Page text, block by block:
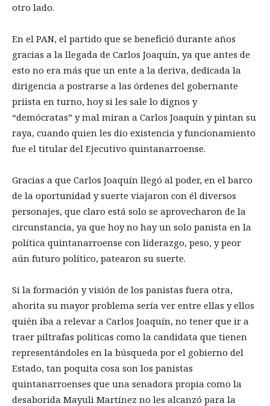
otro lado.
En el PAN, el partido que se benefició durante años
gracias a la llegada de Carlos Joaquín, ya que antes de
esto no era más que un ente a la deriva, dedicada la
dirigencia a postrarse a las órdenes del gobernante
priista en turno, hoy si les sale lo dignos y
“demócratas” y mal miran a Carlos Joaquín y pintan su
raya, cuando quien les dio existencia y funcionamiento
fue el titular del Ejecutivo quintanarroense.
Gracias a que Carlos Joaquín llegó al poder, en el barco
de la oportunidad y suerte viajaron con él diversos
personajes, que claro está solo se aprovecharon de la
circunstancia, ya que hoy no hay un solo panista en la
política quintanarroense con liderazgo, peso, y peor
aún futuro político, patearon su suerte.
Si la formación y visión de los panistas fuera otra,
ahorita su mayor problema sería ver entre ellas y ellos
quién iba a relevar a Carlos Joaquín, no tener que ir a
traer piltrafas políticas como la candidata que tienen
representándoles en la búsqueda por el gobierno del
Estado, tan poquita cosa son los panistas
quintanarroenses que una senadora propia como la
desaborida Mayuli Martínez no les alcanzó para la